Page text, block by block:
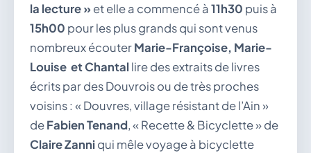
la lecture »et elle a commencé à11h30 puis à
15h00 pour les plus grands qui sont venus
nombreux écouterMarie-Françoise, Marie-
Louise et Chantallire des extraits de livres
écrits par des Douvrois ou de très proches
voisins : « Douvres, village résistant de l’Ain »
deFabien Tenand, « Recette & Bicyclette » de
Claire Zanniqui mêle voyage à bicyclette